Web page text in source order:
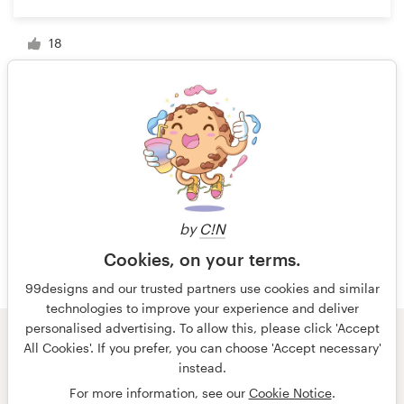
by C!N
Cookies, on your terms.
99designs and our trusted partners use cookies and similar
technologies to improve your experience and deliver
personalised advertising. To allow this, please click 'Accept
All Cookies'. If you prefer, you can choose 'Accept necessary'
instead.
For more information, see our Cookie Notice.
18
1 van 4
© 99designs
door Vista
Algemene voorwaarden